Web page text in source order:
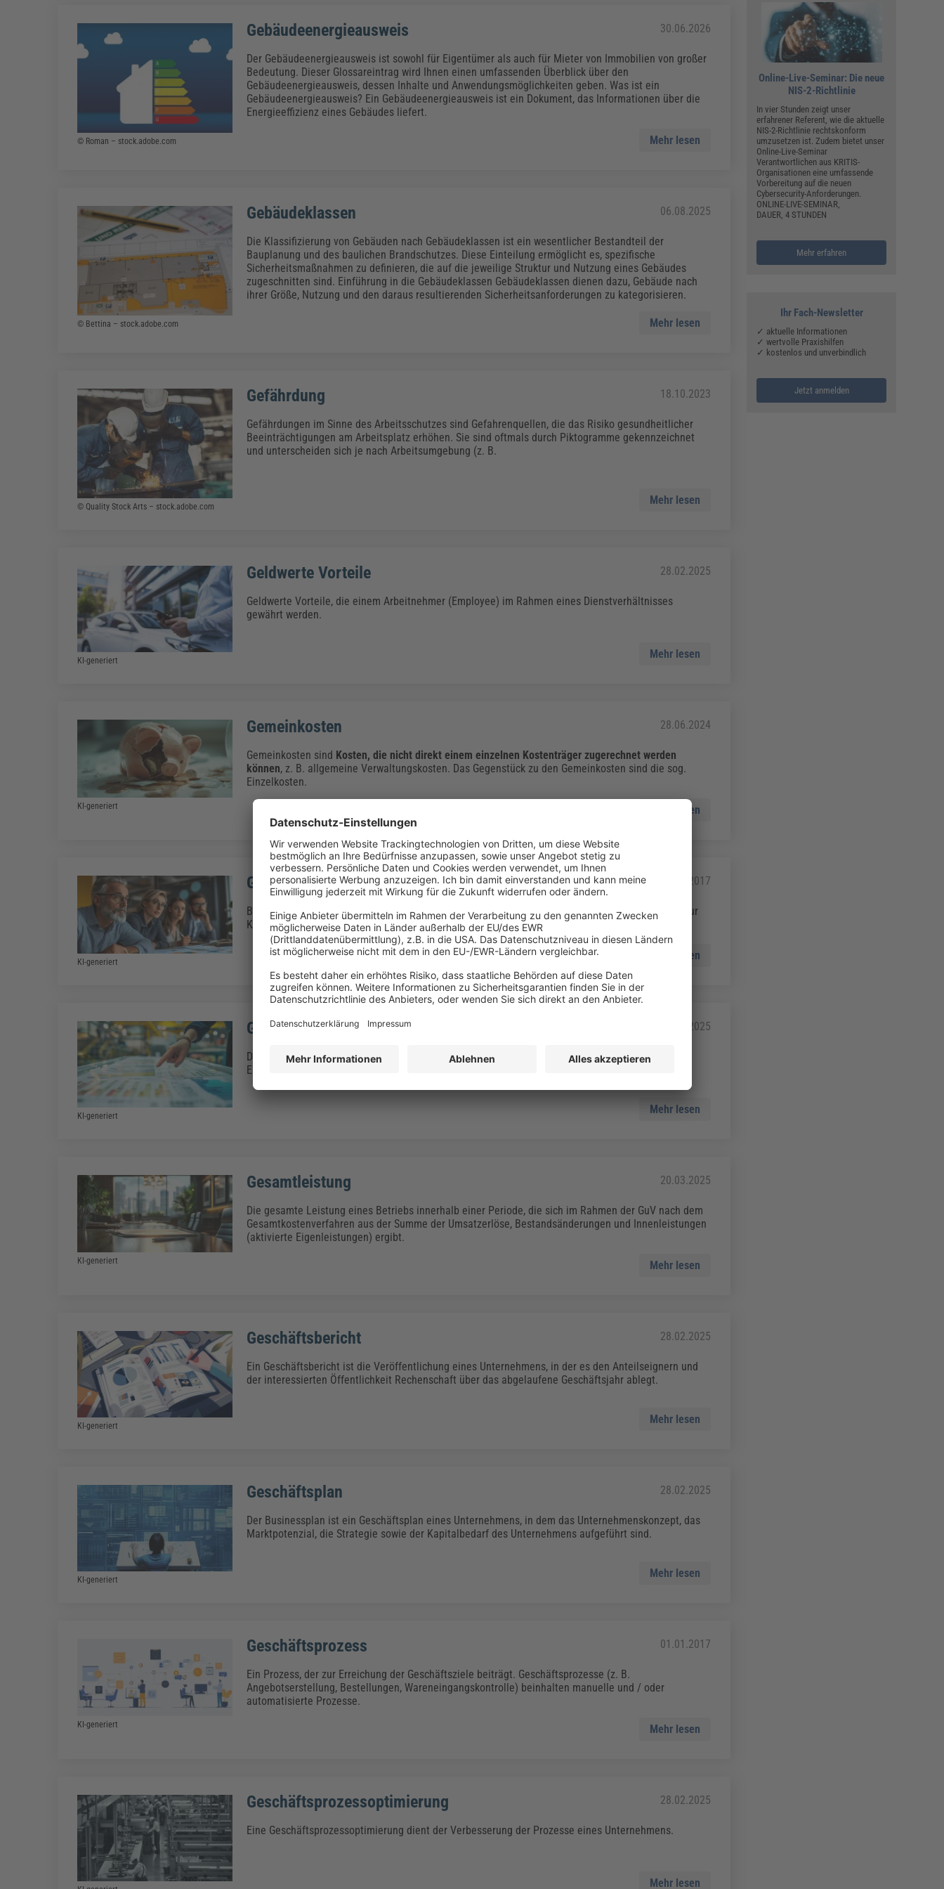
© Roman – stock.adobe.com
Gebäudeenergieausweis 30.06.2026
Der Gebäudeenergieausweis ist sowohl für Eigentümer als auch für Mieter von Immobilien von großer
Bedeutung. Dieser Glossareintrag wird Ihnen einen umfassenden Überblick über den
Gebäudeenergieausweis, dessen Inhalte und Anwendungsmöglichkeiten geben. Was ist ein
Gebäudeenergieausweis? Ein Gebäudeenergieausweis ist ein Dokument, das Informationen über die
Energieeffizienz eines Gebäudes liefert.
Mehr lesen
© Bettina – stock.adobe.com
Gebäudeklassen 06.08.2025
Die Klassifizierung von Gebäuden nach Gebäudeklassen ist ein wesentlicher Bestandteil der
Bauplanung und des baulichen Brandschutzes. Diese Einteilung ermöglicht es, spezifische
Sicherheitsmaßnahmen zu definieren, die auf die jeweilige Struktur und Nutzung eines Gebäudes
zugeschnitten sind. Einführung in die Gebäudeklassen Gebäudeklassen dienen dazu, Gebäude nach
ihrer Größe, Nutzung und den daraus resultierenden Sicherheitsanforderungen zu kategorisieren.
Mehr lesen
© Quality Stock Arts – stock.adobe.com
Gefährdung 18.10.2023
Gefährdungen im Sinne des Arbeitsschutzes sind Gefahrenquellen, die das Risiko gesundheitlicher
Beeinträchtigungen am Arbeitsplatz erhöhen. Sie sind oftmals durch Piktogramme gekennzeichnet
und unterscheiden sich je nach Arbeitsumgebung (z. B.
Mehr lesen
KI-generiert
Geldwerte Vorteile 28.02.2025
Geldwerte Vorteile, die einem Arbeitnehmer (Employee) im Rahmen eines Dienstverhältnisses
gewährt werden.
Mehr lesen
KI-generiert
Gemeinkosten 28.06.2024
Gemeinkosten sind Kosten, die nicht direkt einem einzelnen Kostenträger zugerechnet werden
können, z. B. allgemeine Verwaltungskosten. Das Gegenstück zu den Gemeinkosten sind die sog.
Einzelkosten.
Mehr lesen
KI-generiert
Gemeinkostenwertanalyse 01.01.2017
Bei der Gemeinkostenwertanalyse (GWA oder OVA) handelt es sich um systematische Verfahren zur
Kostensenkung im Gemeinkostenbereich.
Mehr lesen
KI-generiert
Gesamtkostenverfahren 28.02.2025
Das Gesamtkostenverfahren ist im internen Rechnungswesen ein Verfahren der kurzfristigen
Erfolgsrechnung.
Mehr lesen
KI-generiert
Gesamtleistung 20.03.2025
Die gesamte Leistung eines Betriebs innerhalb einer Periode, die sich im Rahmen der GuV nach dem
Gesamtkostenverfahren aus der Summe der Umsatzerlöse, Bestandsänderungen und Innenleistungen
(aktivierte Eigenleistungen) ergibt.
Mehr lesen
KI-generiert
Geschäftsbericht 28.02.2025
Ein Geschäftsbericht ist die Veröffentlichung eines Unternehmens, in der es den Anteilseignern und
der interessierten Öffentlichkeit Rechenschaft über das abgelaufene Geschäftsjahr ablegt.
Mehr lesen
KI-generiert
Geschäftsplan 28.02.2025
Der Businessplan ist ein Geschäftsplan eines Unternehmens, in dem das Unternehmenskonzept, das
Marktpotenzial, die Strategie sowie der Kapitalbedarf des Unternehmens aufgeführt sind.
Mehr lesen
KI-generiert
Geschäftsprozess 01.01.2017
Ein Prozess, der zur Erreichung der Geschäftsziele beiträgt. Geschäftsprozesse (z. B.
Angebotserstellung, Bestellungen, Wareneingangskontrolle) beinhalten manuelle und / oder
automatisierte Prozesse.
Mehr lesen
Geschäftsprozessoptimierung 28.02.2025
Eine Geschäftsprozessoptimierung dient der Verbesserung der Prozesse eines Unternehmens.
Mehr lesen
Online-Live-Seminar: Die neue
NIS-2-Richtlinie
In vier Stunden zeigt unser
erfahrener Referent, wie die aktuelle
NIS-2-Richtlinie rechtskonform
umzusetzen ist. Zudem bietet unser
Online-Live-Seminar
Verantwortlichen aus KRITIS-
Organisationen eine umfassende
Vorbereitung auf die neuen
Cybersecurity-Anforderungen.
ONLINE-LIVE-SEMINAR,
DAUER, 4 STUNDEN
Mehr erfahren
Ihr Fach-Newsletter
✓ aktuelle Informationen
✓ wertvolle Praxishilfen
✓ kostenlos und unverbindlich
Jetzt anmelden